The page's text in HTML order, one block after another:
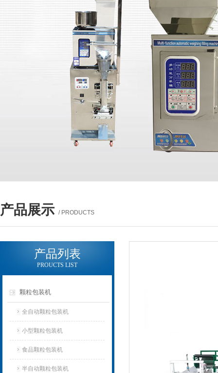
产品展示 / PRODUCTS
产品列表
PROUCTS LIST
颗粒包装机
全自动颗粒包装机
小型颗粒包装机
食品颗粒包装机
半自动颗粒包装机